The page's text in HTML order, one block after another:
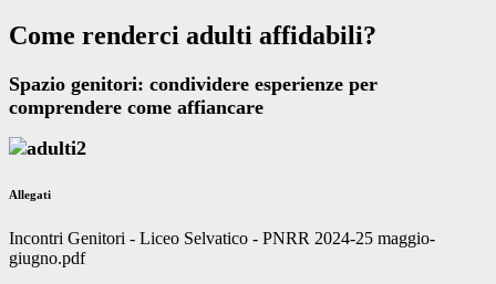
Come renderci adulti affidabili?
Spazio genitori: condividere esperienze per
comprendere come affiancare
Allegati
Incontri Genitori - Liceo Selvatico - PNRR 2024-25 maggio-
giugno.pdf